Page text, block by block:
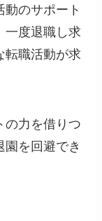
のサポート
一度退職し求
転職活動が求
の力を借りつ
を回避でき